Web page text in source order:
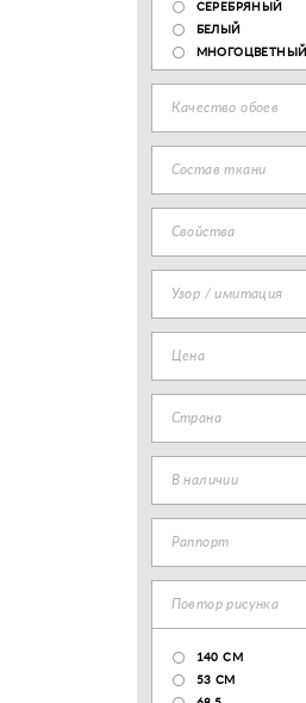
СЕРЕБРЯНЫЙ
БЕЛЫЙ
МНОГОЦВЕТНЫЙ
Качество обоев
Состав ткани
Свойства
Узор / имитация
Цена
Страна
В наличии
Раппорт
Повтор рисунка
140 CM
53 СМ